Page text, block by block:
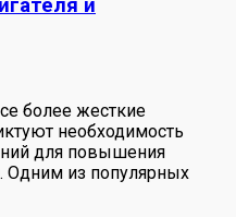
и
более жесткие
необходимость
для повышения
Одним из популярных